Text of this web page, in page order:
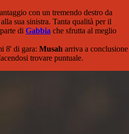
con un tremendo destro da
alla sua sinistra. Tanta qualità per il
di Gabbia che sfrutta al meglio
8' di gara: Musah arriva a conclusione
trovare puntuale.